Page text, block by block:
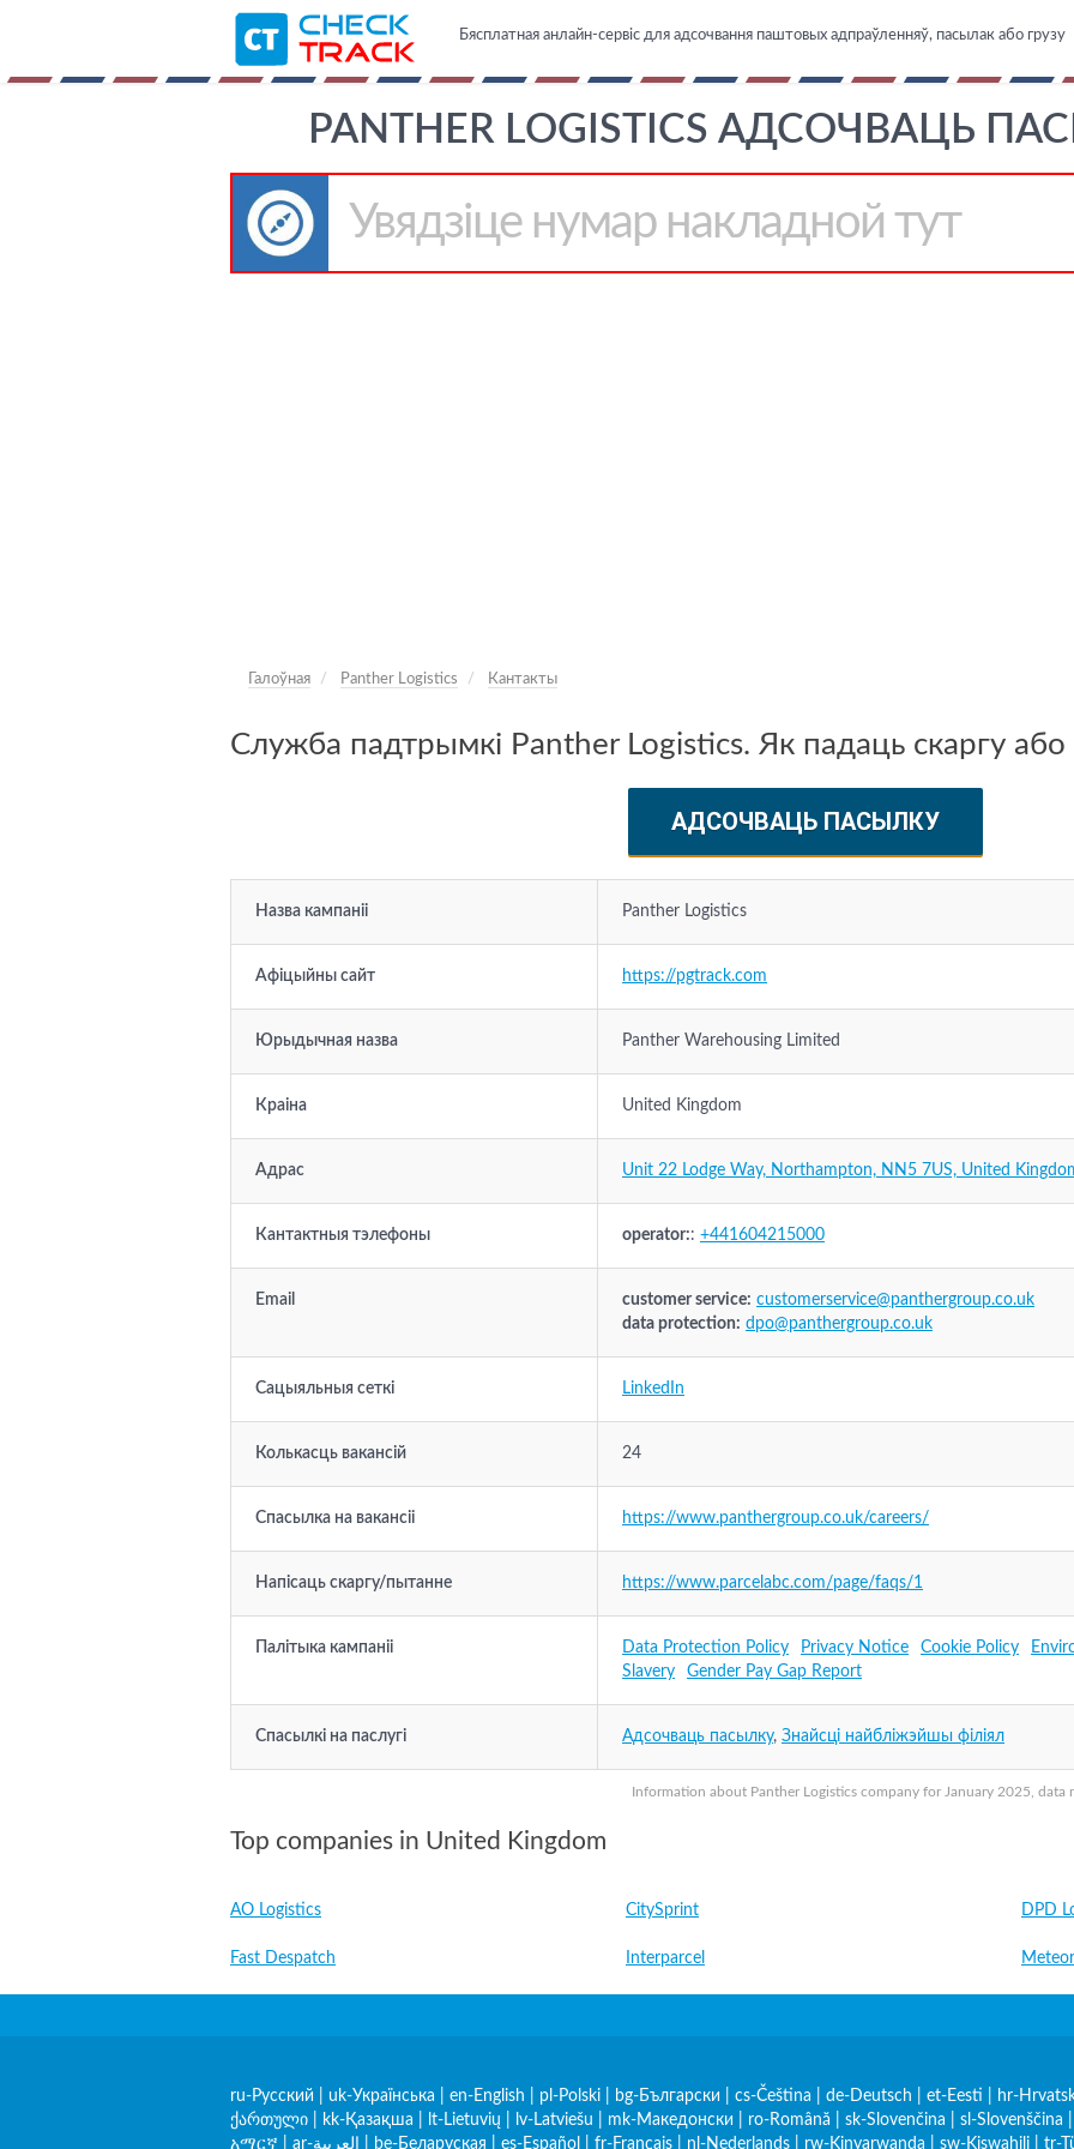
Бясплатная анлайн-сервіс для адсочвання паштовых адпраўленняў, пасылак або грузу
PANTHER LOGISTICS АДСОЧВАЦЬ
Галоўная Panther Logistics Кантакты
Служба падтрымкі Panther Logistics. Як падаць скаргу або
АДСОЧВАЦЬ ПАСЫЛКУ
Information about Panther Logistics company for January 2025,
Назва кампаніі Panther Logistics
Афіцыйны сайт https://pgtrack.com
Юрыдычная назва Panther Warehousing Limited
Краіна United Kingdom
Адрас Unit 22 Lodge Way, Northampton, NN5 7US, United
Кантактныя тэлефоны operator:: +441604215000
Email customer service: customerservice@panthergroup.co.uk
data protection: dpo@panthergroup.co.uk
Сацыяльныя сеткі LinkedIn
Колькасць вакансій 24
Спасылка на вакансіі https://www.panthergroup.co.uk/careers/
Напісаць скаргу/пытанне https://www.parcelabc.com/page/faqs/1
Палітыка кампаніі Data Protection Policy Privacy Notice Cookie Policy
Slavery
Gender Pay Gap Report
Спасылкі на паслугі Адсочваць пасылку, Знайсці найбліжэйшы філіял
Top companies in United Kingdom
AO Logistics CitySprint DPD
Fast Despatch Interparcel
ru-Русский uk-Українська en-English pl-Polski bg-Български cs-Čeština de-Deutsch et-Eesti
hr-
ქართული
kk-Қазақша lt-Lietuvių lv-Latviešu mk-Македонски ro-Română sk-Slovenčina sl-Slovenščina
አማርኛ
ar-العربية be-Беларуская es-Español fr-Français nl-Nederlands rw-Kinyarwanda sw-Kiswahili tr-